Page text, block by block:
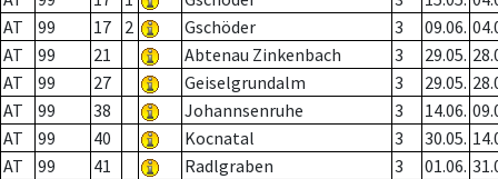
AT
99 17 2 Gschöder 3 09.06.
AT
99 21 Abtenau Zinkenbach 3 29.05.
AT
99 27 Geiselgrundalm 3 29.05.
AT
99 38 Johannsenruhe 3 14.06.
AT
99 40 Kocnatal 3 30.05.
AT
99 41 Radlgraben 3 01.06.